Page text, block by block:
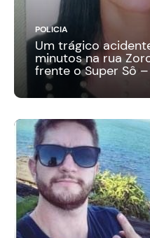
POLICIA
Um trágico
minutos na rua
frente o Super Sô –